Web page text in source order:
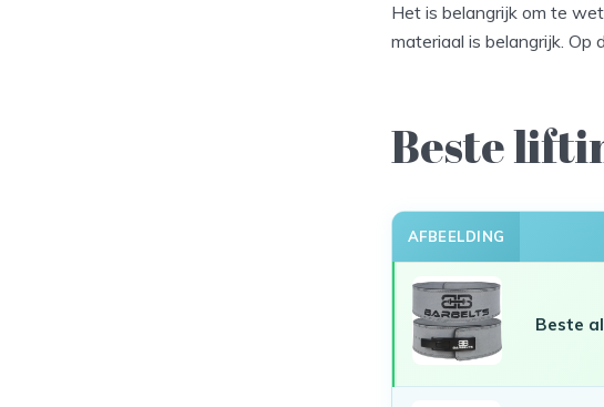
Het is belangrijk om te
materiaal is belangrijk. Op
Beste
AFBEELDING
Beste